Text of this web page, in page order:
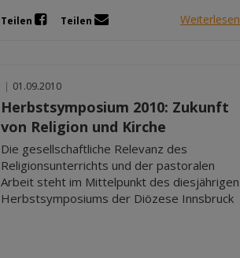
Teilen Teilen Weiterlesen
| 01.09.2010
Herbstsymposium 2010: Zukunft
von Religion und Kirche
Die gesellschaftliche Relevanz des
Religionsunterrichts und der pastoralen
Arbeit steht im Mittelpunkt des diesjährigen
Herbstsymposiums der Diözese Innsbruck